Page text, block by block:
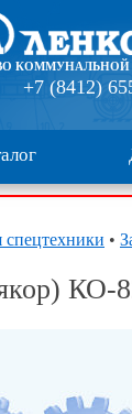
КОММУНАЛЬНОЙ
+7 (8412)
спецтехники •
КО-